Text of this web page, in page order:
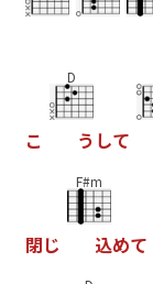
こ
D
う して
閉じ
F#m
込めて